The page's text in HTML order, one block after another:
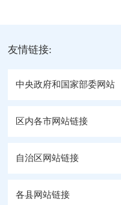
友情链接:
中央政府和国家部委网站
区内各市网站链接
自治区网站链接
各县网站链接